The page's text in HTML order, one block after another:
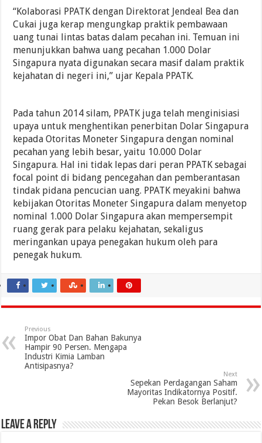
“Kolaborasi PPATK dengan Direktorat Jendeal Bea dan
Cukai juga kerap mengungkap praktik pembawaan
uang tunai lintas batas dalam pecahan ini. Temuan ini
menunjukkan bahwa uang pecahan 1.000 Dolar
Singapura nyata digunakan secara masif dalam praktik
kejahatan di negeri ini,” ujar Kepala PPATK.
Pada tahun 2014 silam, PPATK juga telah menginisiasi
upaya untuk menghentikan penerbitan Dolar Singapura
kepada Otoritas Moneter Singapura dengan nominal
pecahan yang lebih besar, yaitu 10.000 Dolar
Singapura. Hal ini tidak lepas dari peran PPATK sebagai
focal point di bidang pencegahan dan pemberantasan
tindak pidana pencucian uang. PPATK meyakini bahwa
kebijakan Otoritas Moneter Singapura dalam menyetop
nominal 1.000 Dolar Singapura akan mempersempit
ruang gerak para pelaku kejahatan, sekaligus
meringankan upaya penegakan hukum oleh para
penegak hukum.
Previous
Impor Obat Dan Bahan Bakunya
Hampir 90 Persen. Mengapa
Industri Kimia Lamban
Antisipasnya?
Next
Sepekan Perdagangan Saham
Mayoritas Indikatornya Positif.
Pekan Besok Berlanjut?
Leave a Reply